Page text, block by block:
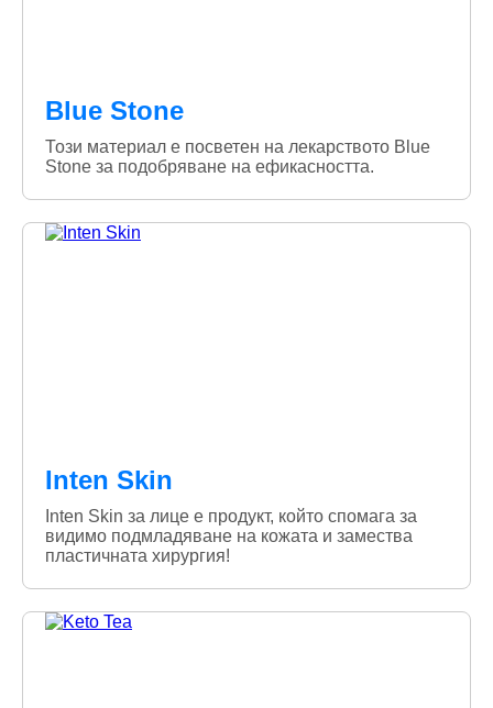
Blue Stone
Този материал е посветен на лекарството Blue
Stone за подобряване на ефикасността.
Inten Skin
Inten Skin за лице е продукт, който спомага за
видимо подмладяване на кожата и замества
пластичната хирургия!